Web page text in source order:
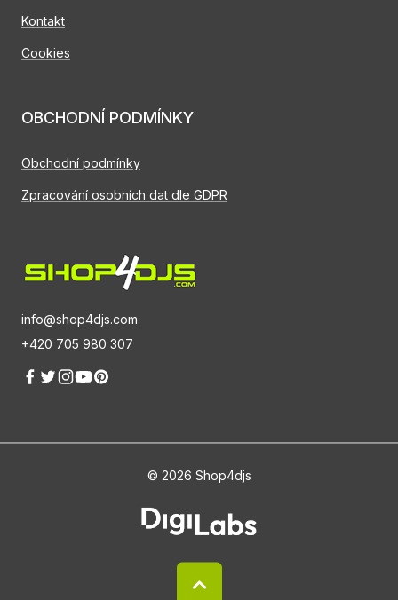
info@shop4djs.com
+420 705 980 307
Kontakt
Cookies
OBCHODNÍ PODMÍNKY
Obchodní podmínky
Zpracování osobních dat dle GDPR
© 2026 Shop4djs